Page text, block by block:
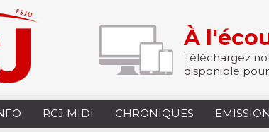
À
Téléchargez
disponible pour
RCJ MIDI CHRONIQUES